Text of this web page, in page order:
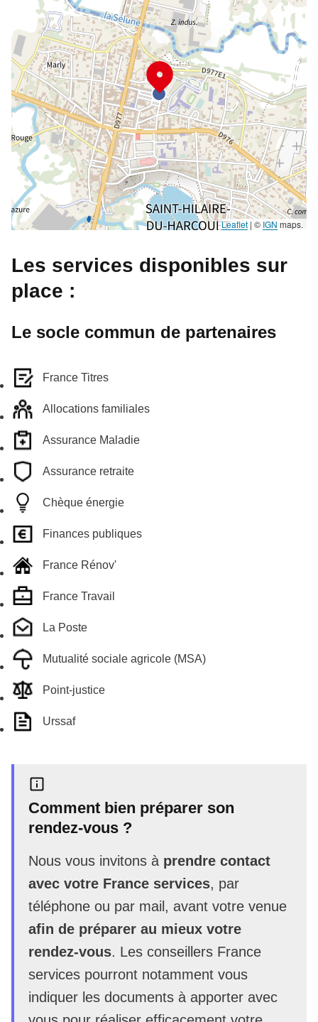
Leaflet | © IGN maps.
Les services disponibles sur
place :
Le socle commun de partenaires
France Titres
Allocations familiales
Assurance Maladie
Assurance retraite
Chèque énergie
Finances publiques
France Rénov'
France Travail
La Poste
Mutualité sociale agricole (MSA)
Point-justice
Urssaf
Comment bien préparer son
rendez-vous ?
Nous vous invitons à prendre contact
avec votre France services, par
téléphone ou par mail, avant votre venue
afin de préparer au mieux votre
rendez-vous. Les conseillers France
services pourront notamment vous
indiquer les documents à apporter avec